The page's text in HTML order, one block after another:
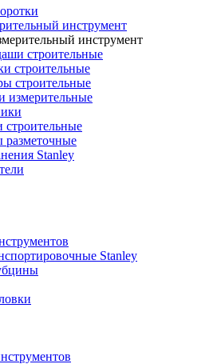
инструмент
инструмент
строительные
строительные
строительные
измерительные
строительные
Stanley
Stanley